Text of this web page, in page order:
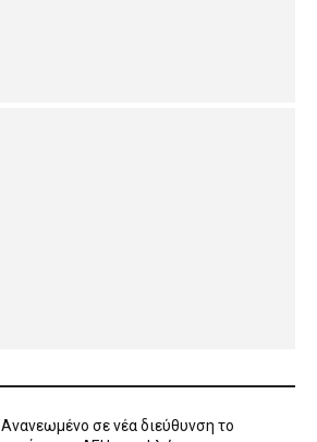
Ανανεωμένο σε νέα διεύθυνση το